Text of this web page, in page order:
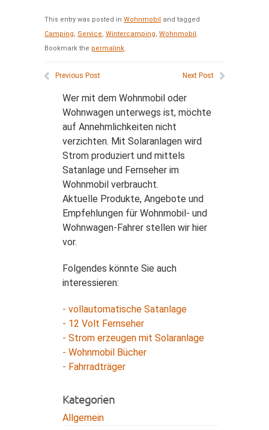
This entry was posted in Wohnmobil
and tagged
Camping, Service, Wintercamping, Wohnmobil .
Bookmark the permalink.
Previous Post Next Post
Wer mit dem Wohnmobil oder
Wohnwagen unterwegs ist, möchte
auf Annehmlichkeiten nicht
verzichten. Mit Solaranlagen wird
Strom produziert und mittels
Satanlage und Fernseher im
Wohnmobil verbraucht.
Aktuelle Produkte, Angebote und
Empfehlungen für Wohnmobil- und
Wohnwagen-Fahrer stellen wir hier
vor.
Folgendes könnte Sie auch
interessieren:
- vollautomatische Satanlage
- 12 Volt Fernseher
- Strom erzeugen mit Solaranlage
- Wohnmobil Bücher
- Fahrradträger
Kategorien
Allgemein